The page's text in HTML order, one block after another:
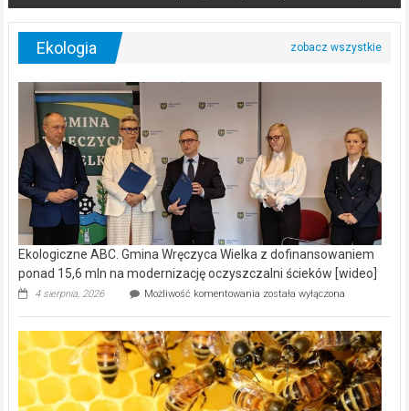
Ekologia
Ekologiczne ABC. Gmina Wręczyca Wielka z dofinansowaniem
ponad 15,6 mln na modernizację oczyszczalni ścieków [wideo]
4 sierpnia, 2026 Możliwość komentowania Ekologiczne
Wręczyca
Wielka
z
dofinansowaniem
ponad
została wyłączona